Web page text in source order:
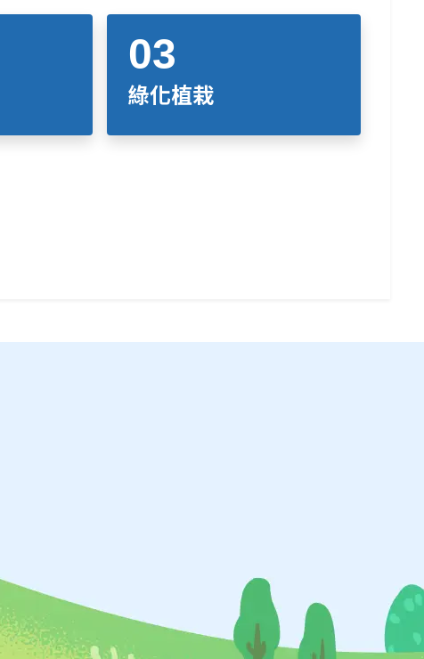
綠化植栽